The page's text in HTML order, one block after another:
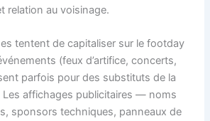
relation au voisinage.
tentent de capitaliser sur le footday
(feux d’artifice, concerts,
parfois pour des substituts de la
Les affichages publicitaires — noms
sponsors techniques, panneaux de